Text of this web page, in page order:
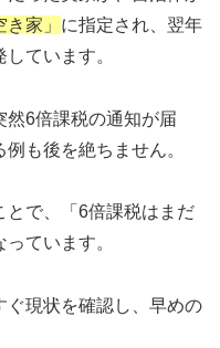
き家」 に指定され、翌年
ています。
然6倍課税の通知が届
も後を絶ちません。
とで、「6倍課税はまだ
ています。
ぐ現状を確認し、早めの